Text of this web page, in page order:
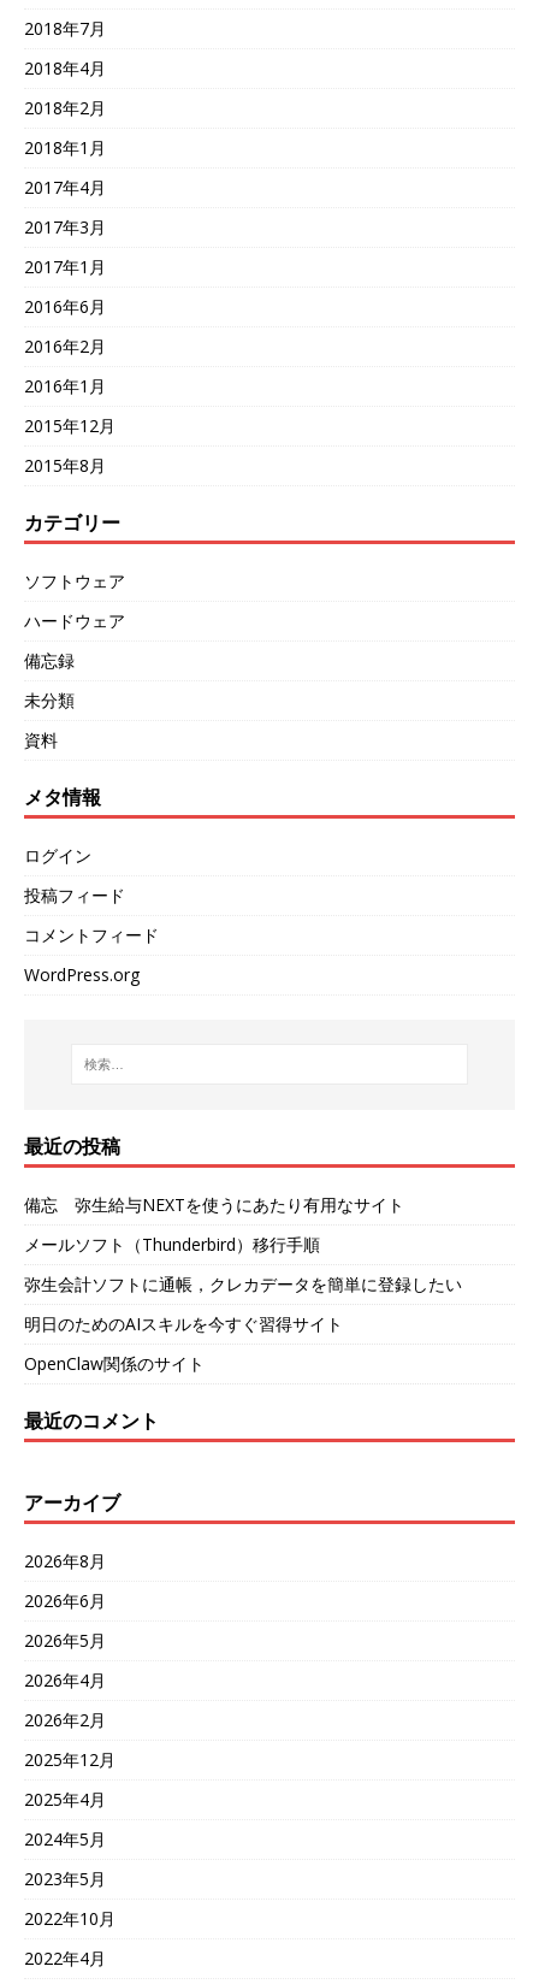
2018年7月
2018年4月
2018年2月
2018年1月
2017年4月
2017年3月
2017年1月
2016年6月
2016年2月
2016年1月
2015年12月
2015年8月
カテゴリー
ソフトウェア
ハードウェア
備忘録
未分類
資料
メタ情報
ログイン
投稿フィード
コメントフィード
WordPress.org
最近の投稿
備忘 弥生給与NEXTを使うにあたり有用なサイト
メールソフト（Thunderbird）移行手順
弥生会計ソフトに通帳，クレカデータを簡単に登録したい
明日のためのAIスキルを今すぐ習得サイト
OpenClaw関係のサイト
最近のコメント
アーカイブ
2026年8月
2026年6月
2026年5月
2026年4月
2026年2月
2025年12月
2025年4月
2024年5月
2023年5月
2022年10月
2022年4月